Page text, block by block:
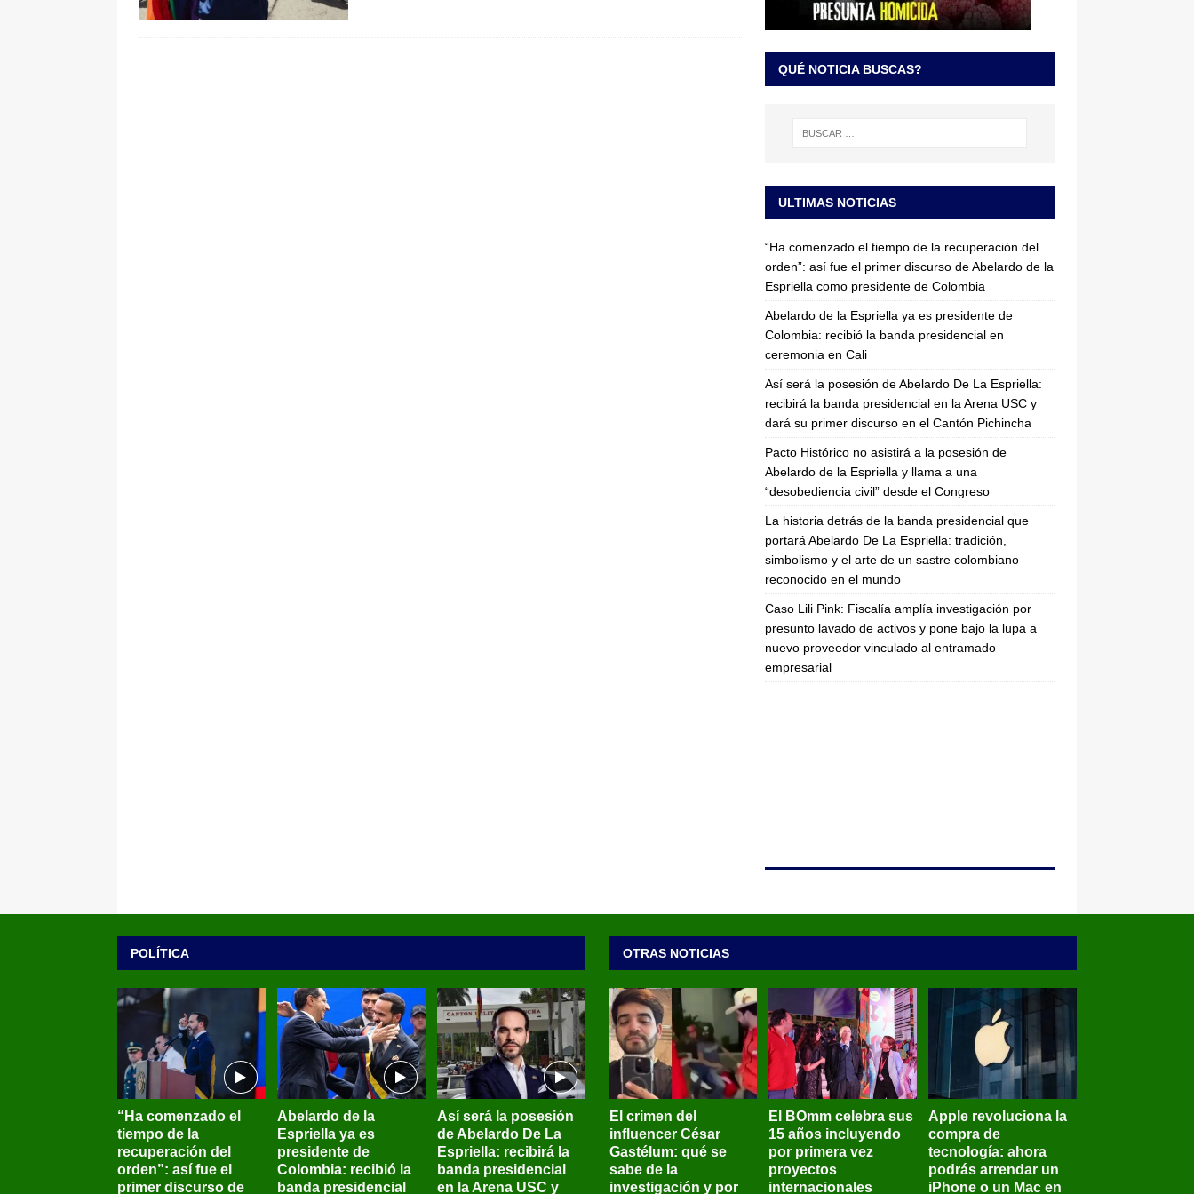
[ 6 de agosto de 2026 ]
QUÉ NOTICIA BUSCAS?
ULTIMAS NOTICIAS
“Ha comenzado el tiempo de la recuperación del
orden”: así fue el primer discurso de Abelardo de la
Espriella como presidente de Colombia
Abelardo de la Espriella ya es presidente de
Colombia: recibió la banda presidencial en
ceremonia en Cali
Así será la posesión de Abelardo De La Espriella:
recibirá la banda presidencial en la Arena USC y
dará su primer discurso en el Cantón Pichincha
Pacto Histórico no asistirá a la posesión de
Abelardo de la Espriella y llama a una
“desobediencia civil” desde el Congreso
La historia detrás de la banda presidencial que
portará Abelardo De La Espriella: tradición,
simbolismo y el arte de un sastre colombiano
reconocido en el mundo
Caso Lili Pink: Fiscalía amplía investigación por
presunto lavado de activos y pone bajo la lupa a
nuevo proveedor vinculado al entramado
empresarial
POLÍTICA
“Ha comenzado el
tiempo de la
recuperación del
orden”: así fue el
primer discurso de
Abelardo de la
Espriella ya es
presidente de
Colombia: recibió la
banda presidencial
Así será la posesión
de Abelardo De La
Espriella: recibirá la
banda presidencial
en la Arena USC y
OTRAS NOTICIAS
El crimen del
influencer César
Gastélum: qué se
sabe de la
investigación y por
El BOmm celebra sus
15 años incluyendo
por primera vez
proyectos
internacionales
Apple revoluciona la
compra de
tecnología: ahora
podrás arrendar un
iPhone o un Mac en